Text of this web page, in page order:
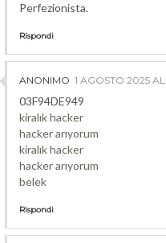
Perfezionista.
Rispondi
ANONIMO 1 AGOSTO 2025
03F94DE949
kiralık hacker
hacker arıyorum
kiralık hacker
hacker arıyorum
belek
Rispondi